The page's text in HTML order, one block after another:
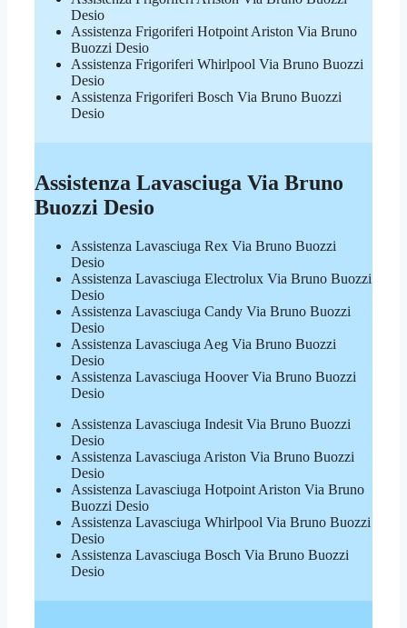
Desio
Assistenza Frigoriferi Hotpoint Ariston Via Bruno
Buozzi Desio
Assistenza Frigoriferi Whirlpool Via Bruno Buozzi
Desio
Assistenza Frigoriferi Bosch Via Bruno Buozzi
Desio
Assistenza Lavasciuga Via Bruno
Buozzi Desio
Assistenza Lavasciuga Rex Via Bruno Buozzi
Desio
Assistenza Lavasciuga Electrolux Via Bruno Buozzi
Desio
Assistenza Lavasciuga Candy Via Bruno Buozzi
Desio
Assistenza Lavasciuga Aeg Via Bruno Buozzi
Desio
Assistenza Lavasciuga Hoover Via Bruno Buozzi
Desio
Assistenza Lavasciuga Indesit Via Bruno Buozzi
Desio
Assistenza Lavasciuga Ariston Via Bruno Buozzi
Desio
Assistenza Lavasciuga Hotpoint Ariston Via Bruno
Buozzi Desio
Assistenza Lavasciuga Whirlpool Via Bruno Buozzi
Desio
Assistenza Lavasciuga Bosch Via Bruno Buozzi
Desio